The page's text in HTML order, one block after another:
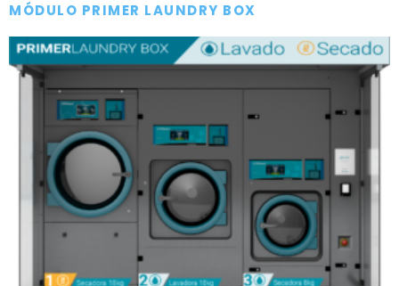
MÓDULO PRIMER LAUNDRY BOX